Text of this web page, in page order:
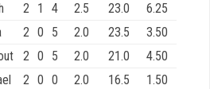
2 1 4 2.5 23.0
6.25
2 0 5 2.0 23.5
3.50
2 0 5 2.0 21.0
4.50
2 0 0 2.0 16.5
1.50